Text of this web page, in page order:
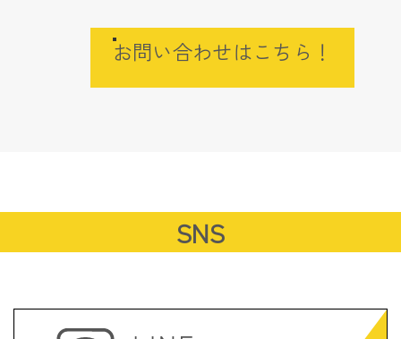
お問い合わせはこちら！
SNS